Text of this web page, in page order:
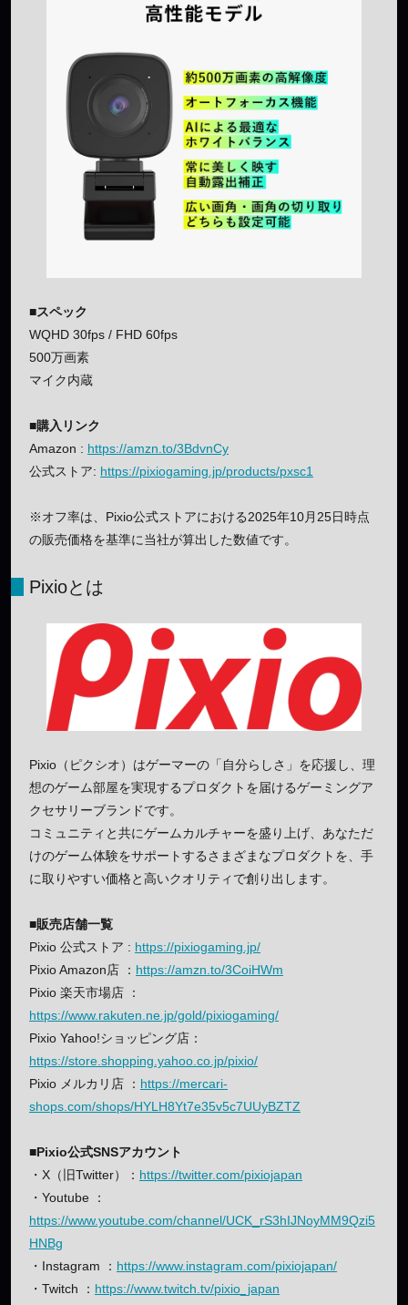
■スペック
WQHD 30fps / FHD 60fps
500万画素
マイク内蔵
■購入リンク
Amazon : https://amzn.to/3BdvnCy
公式ストア: https://pixiogaming.jp/products/pxsc1
※オフ率は、Pixio公式ストアにおける2025年10月25日時点
の販売価格を基準に当社が算出した数値です。
Pixioとは
Pixio（ピクシオ）はゲーマーの「自分らしさ」を応援し、理
想のゲーム部屋を実現するプロダクトを届けるゲーミングア
クセサリーブランドです。
コミュニティと共にゲームカルチャーを盛り上げ、あなただ
けのゲーム体験をサポートするさまざまなプロダクトを、手
に取りやすい価格と高いクオリティで創り出します。
■販売店舗一覧
Pixio 公式ストア : https://pixiogaming.jp/
Pixio Amazon店 ： https://amzn.to/3CoiHWm
Pixio 楽天市場店 ：
https://www.rakuten.ne.jp/gold/pixiogaming/
Pixio Yahoo!ショッピング店：
https://store.shopping.yahoo.co.jp/pixio/
Pixio メルカリ店 ： https://mercari-
shops.com/shops/HYLH8Yt7e35v5c7UUyBZTZ
■Pixio公式SNSアカウント
・X（旧Twitter）： https://twitter.com/pixiojapan
・Youtube ：
https://www.youtube.com/channel/UCK_rS3hIJNoyMM9Qzi5
HNBg
・Instagram ： https://www.instagram.com/pixiojapan/
・Twitch ： https://www.twitch.tv/pixio_japan